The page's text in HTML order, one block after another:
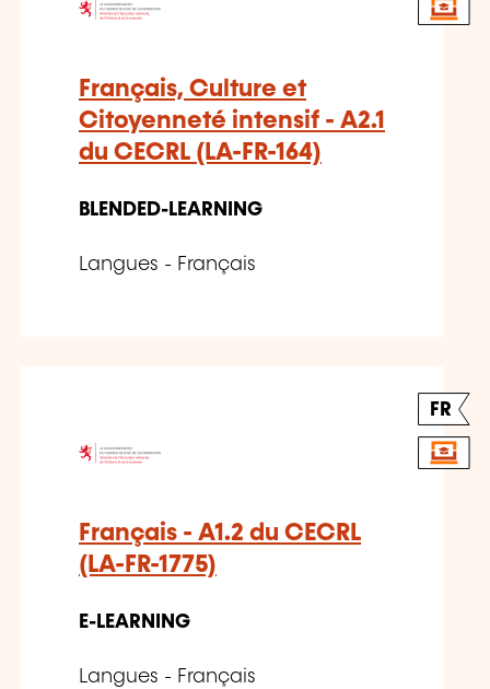
Français, Culture et
Citoyenneté intensif - A2.1
du CECRL (LA-FR-164)
BLENDED-LEARNING
Langues - Français
FR
Français - A1.2 du CECRL
(LA-FR-1775)
E-LEARNING
Langues - Français